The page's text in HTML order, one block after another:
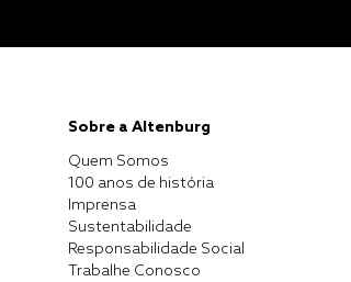
Sobre a Altenburg
Quem Somos
100 anos de história
Imprensa
Sustentabilidade
Responsabilidade Social
Trabalhe Conosco